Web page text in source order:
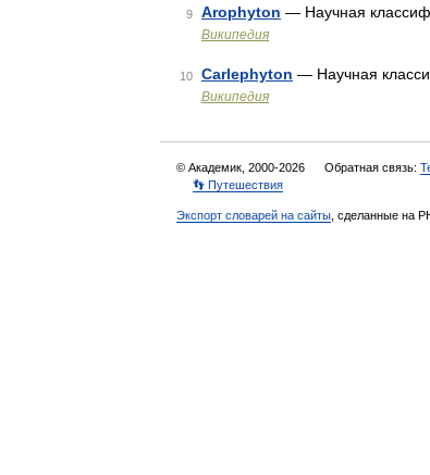
9 Arophyton — Научная
Википедия
10 Carlephyton — Научная
Википедия
© Академик, 2000-2026 Обратная связь:
👣 Путешествия
Экспорт словарей на сайты , сделанные на